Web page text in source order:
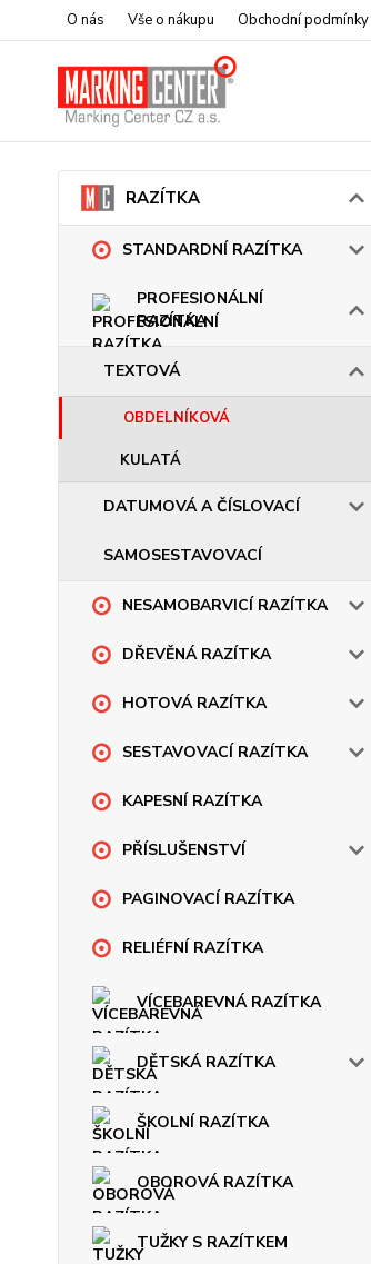
O nás Vše o nákupu Obchodní podmínky
RAZÍTKA
STANDARDNÍ RAZÍTKA
PROFESIONÁLNÍ
RAZÍTKA
TEXTOVÁ
OBDELNÍKOVÁ
KULATÁ
DATUMOVÁ A ČÍSLOVACÍ
SAMOSESTAVOVACÍ
NESAMOBARVICÍ RAZÍTKA
DŘEVĚNÁ RAZÍTKA
HOTOVÁ RAZÍTKA
SESTAVOVACÍ RAZÍTKA
KAPESNÍ RAZÍTKA
PŘÍSLUŠENSTVÍ
PAGINOVACÍ RAZÍTKA
RELIÉFNÍ RAZÍTKA
VÍCEBAREVNÁ RAZÍTKA
DĚTSKÁ RAZÍTKA
ŠKOLNÍ RAZÍTKA
OBOROVÁ RAZÍTKA
TUŽKY S RAZÍTKEM